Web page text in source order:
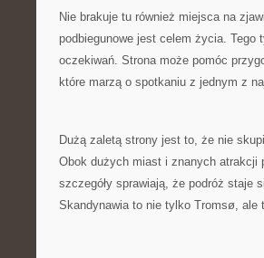
Nie brakuje tu również miejsca na
podbiegunowe jest celem życia. Tego
oczekiwań. Strona może pomóc
które marzą o spotkaniu z jednym z
Dużą zaletą strony jest to, że nie
Obok dużych miast i znanych atrakcji
szczegóły sprawiają, że podróż staje
Skandynawia to nie tylko Tromsø, ale